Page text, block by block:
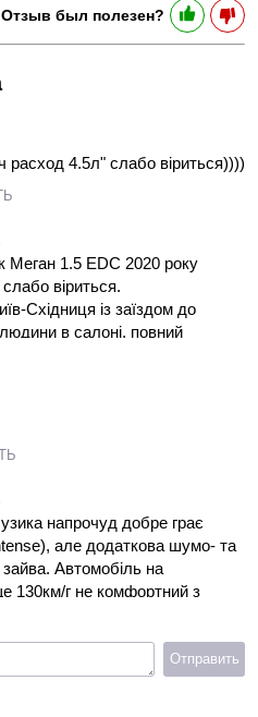
Отзыв был полезен?
расход 4.5л" слабо віриться))))
Меган 1.5 EDC 2020 року
віриться.
Східниця із заїздом до
в салоні, повний
на круїзі по приїзду до
напрочуд добре грає
але додаткова шумо- та
зайва. Автомобіль на
130км/г не комфортний з
висока, то про комфортОтправить